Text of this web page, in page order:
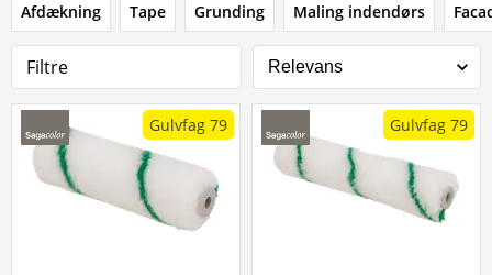
Afdækning Tape Grunding Maling indendørs
Filtre
Gulvfag 79 Gulvfag 79